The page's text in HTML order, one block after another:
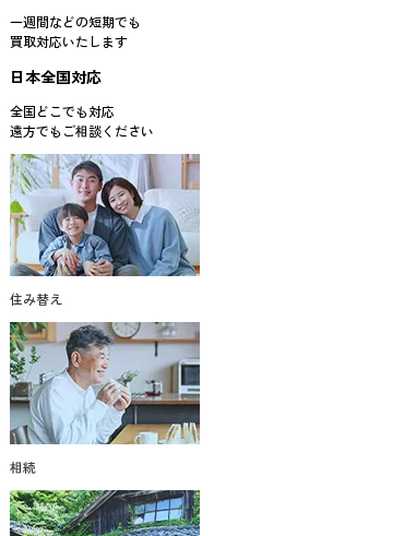
一週間などの短期でも
買取対応いたします
日本全国対応
全国どこでも対応
遠方でもご相談ください
住み替え
相続